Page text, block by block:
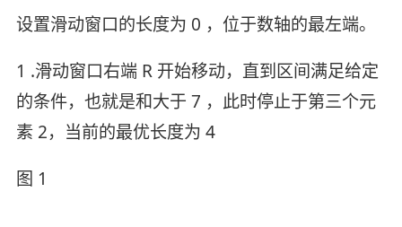
设置滑动窗口的长度为 0 ，位于数轴的最左端。
1 .滑动窗口右端 R 开始移动，直到区间满足给定
的条件，也就是和大于 7 ，此时停止于第三个元
素 2，当前的最优长度为 4
图 1